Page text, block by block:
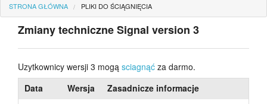
Strona główna
Informacje
Produkty
Cennik
STRONA GŁÓWNA PLIKI DO ŚCIĄGNIĘCIA
Zmiany techniczne Signal version 3
Uzytkownicy wersji 3 mogą sciagnąć za darmo.
Data
Wersja
Zasadnicze informacje